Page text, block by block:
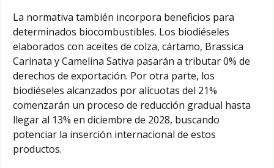
La normativa también incorpora beneficios para
determinados biocombustibles. Los biodiéseles
elaborados con aceites de colza, cártamo, Brassica
Carinata y Camelina Sativa pasarán a tributar 0% de
derechos de exportación. Por otra parte, los
biodiéseles alcanzados por alícuotas del 21%
comenzarán un proceso de reducción gradual hasta
llegar al 13% en diciembre de 2028, buscando
potenciar la inserción internacional de estos
productos.